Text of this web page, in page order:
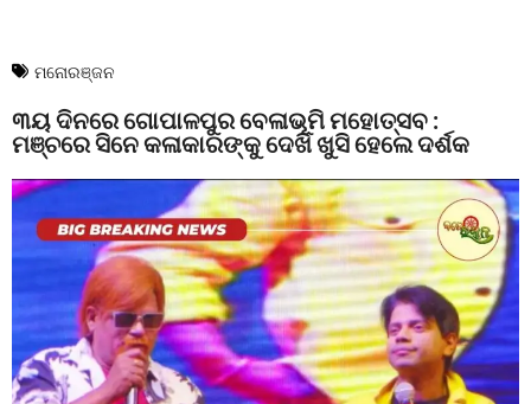
ମନୋରଞ୍ଜନ
୩ୟ ଦିନରେ ଗୋପାଳପୁର ବେଳାଭୂମି ମହୋତ୍ସବ :
ମଞ୍ଚରେ ସିନେ କଳାକାରଙ୍କୁ ଦେଖି ଖୁସି ହେଲେ ଦର୍ଶକ